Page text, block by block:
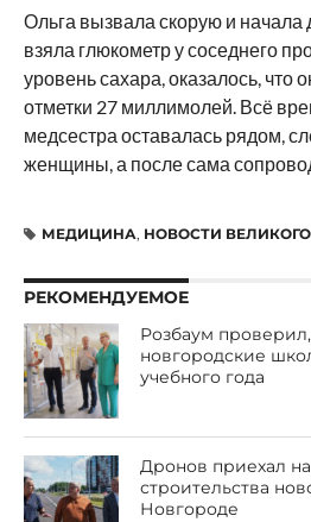
Ольга вызвала скорую и начала
взяла глюкометр у соседнего
уровень сахара, оказалось, что
отметки 27 миллимолей. Всё
медсестра оставалась рядом,
женщины, а после сама
МЕДИЦИНА, НОВОСТИ
РЕКОМЕНДУЕМОЕ
Розбаум
новгородские
учебного года
Дронов приехал
строительства
Новгороде